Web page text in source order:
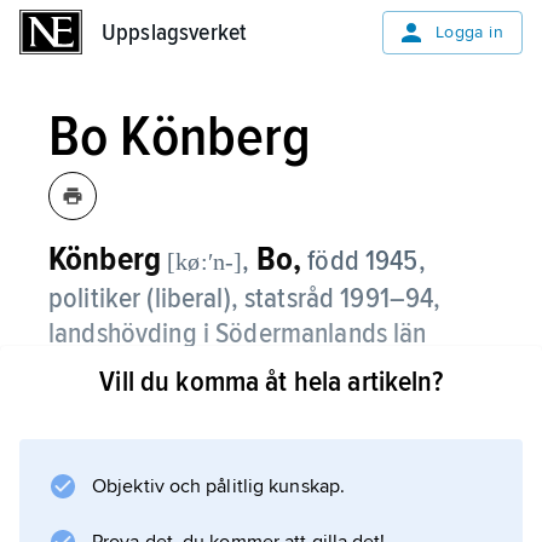
Uppslagsverket Logga in
Bo Könberg
Könberg [kø:ʹn-], Bo, född 1945,
politiker (liberal), statsråd 1991–94,
landshövding i Södermanlands län
2006–12.
ansvar främst för sjukvård och sociala frågor.
Vill du komma åt hela artikeln?
Objektiv och pålitlig kunskap.